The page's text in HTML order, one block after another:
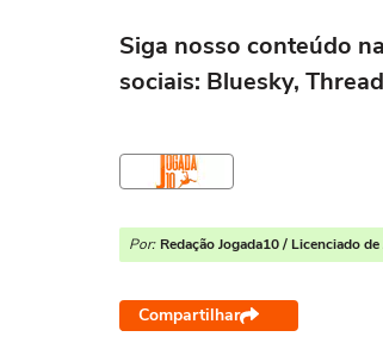
Siga nosso conteúdo
sociais: Bluesky,
Por: Redação Jogada10 / Licenciado
Compartilhar